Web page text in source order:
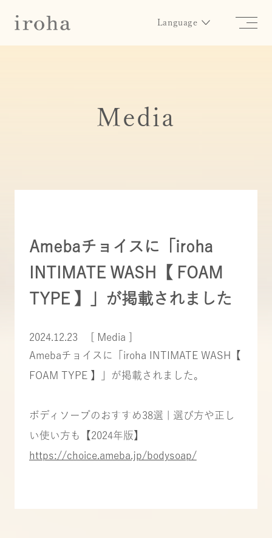
Language
Media
Amebaチョイスに「iroha
INTIMATE WASH【 FOAM
TYPE 】」が掲載されました
2024.12.23
[ Media ]
Amebaチョイスに「iroha INTIMATE WASH【
FOAM TYPE 】」が掲載されました。
ボディソープのおすすめ38選 | 選び方や正し
い使い方も【2024年版】
https://choice.ameba.jp/bodysoap/